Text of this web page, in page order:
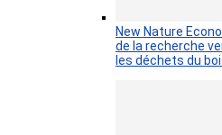
New Nature
de la recherche
les déchets du